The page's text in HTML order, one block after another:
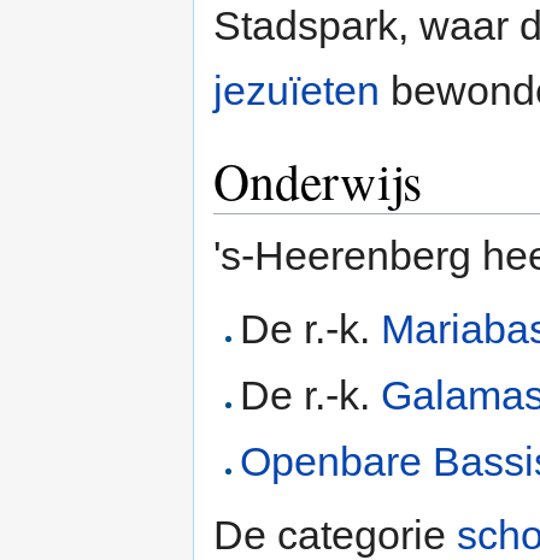
Stadspark, waar
jezuïeten
Onderwijs
's-Heerenberg
De r.-k.
De r.-k.
Openbare
De categorie